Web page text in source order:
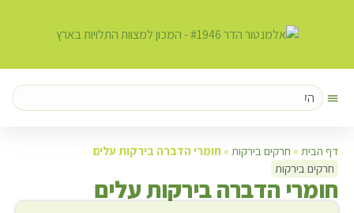
דף הבית » חרקים בירקות » חומרי הדברה בירקות עלים
חרקים בירקות
חומרי הדברה בירקות עלים